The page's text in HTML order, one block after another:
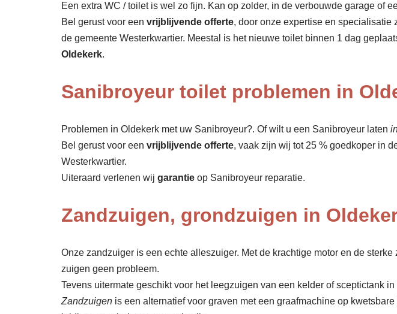
Een extra WC / toilet is wel zo fijn. Kan op zolder, in de verbouwde garage of
Bel gerust voor een vrijblijvende offerte, door onze expertise en specialisatie
de gemeente Westerkwartier. Meestal is het nieuwe toilet binnen 1 dag
Oldekerk.
Sanibroyeur toilet problemen in
Problemen in Oldekerk met uw Sanibroyeur?. Of wilt u een Sanibroyeur laten
Bel gerust voor een vrijblijvende offerte, vaak zijn wij tot 25 % goedkoper in
Westerkwartier.
Uiteraard verlenen wij garantie op Sanibroyeur reparatie.
Zandzuigen, grondzuigen in
Onze zandzuiger is een echte alleszuiger. Met de krachtige motor en de sterke
zuigen geen probleem.
Tevens uitermate geschikt voor het leegzuigen van een kelder of sceptictank
Zandzuigen is een alternatief voor graven met een graafmachine op